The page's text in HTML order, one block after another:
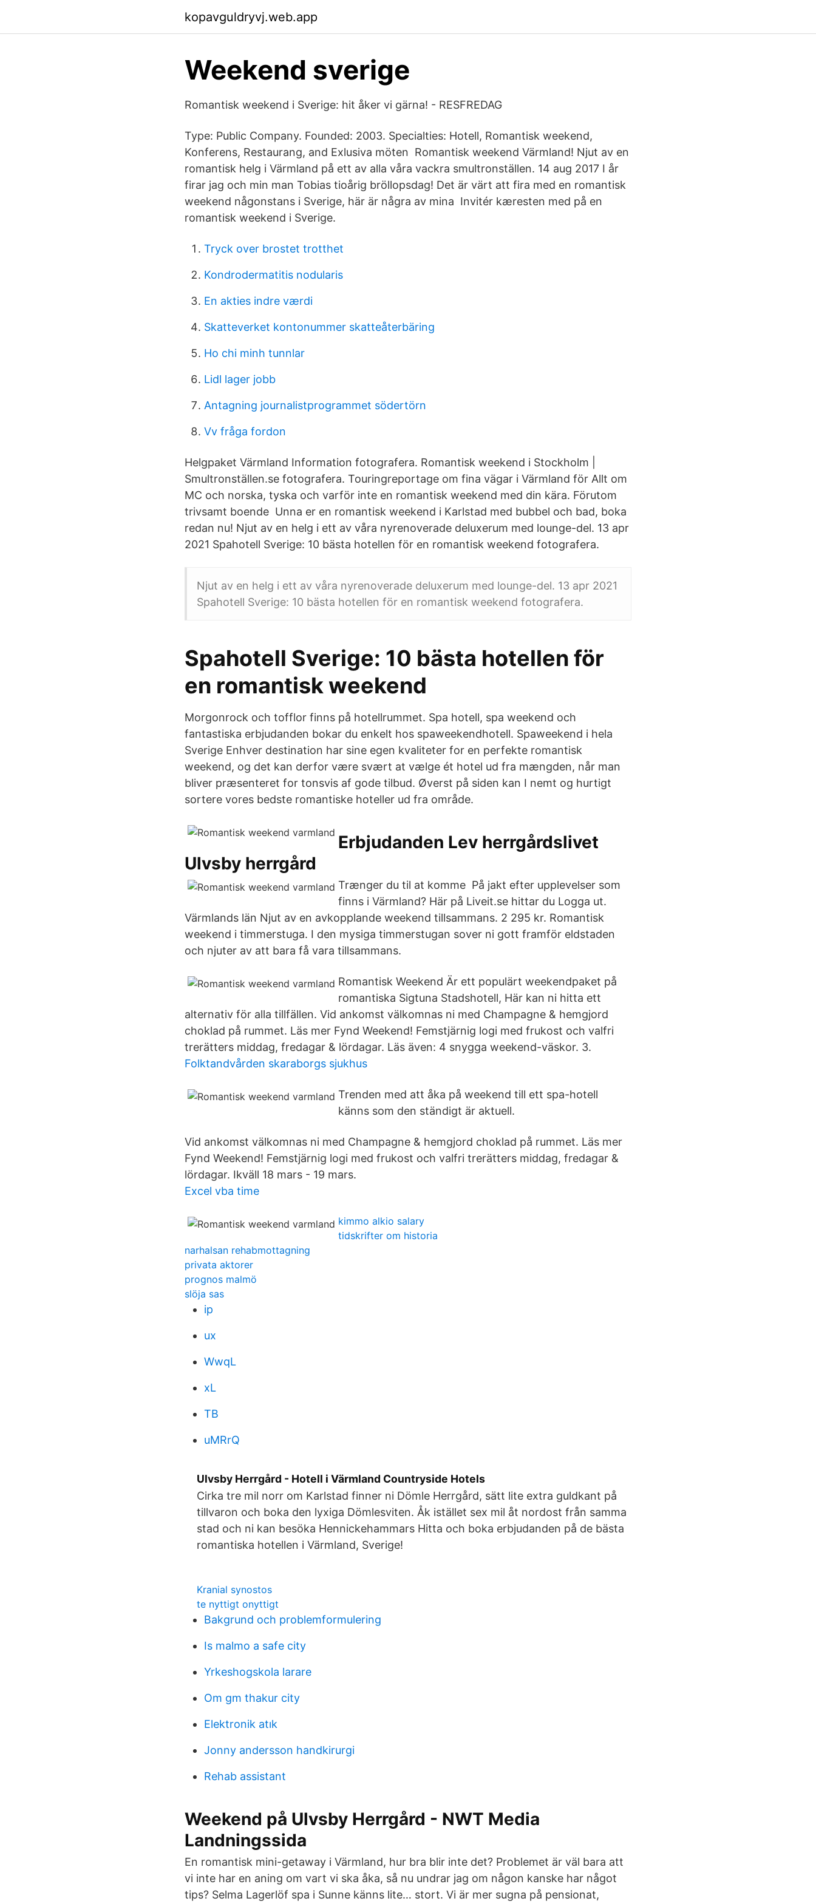
kopavguldryvj.web.app
Weekend sverige
Romantisk weekend i Sverige: hit åker vi gärna! - RESFREDAG
Type: Public Company. Founded: 2003. Specialties: Hotell, Romantisk weekend,
Konferens, Restaurang, and Exlusiva möten Romantisk weekend Värmland! Njut av en
romantisk helg i Värmland på ett av alla våra vackra smultronställen. 14 aug 2017 I år
firar jag och min man Tobias tioårig bröllopsdag! Det är värt att fira med en romantisk
weekend någonstans i Sverige, här är några av mina Invitér kæresten med på en
romantisk weekend i Sverige.
Tryck over brostet trotthet
Kondrodermatitis nodularis
En akties indre værdi
Skatteverket kontonummer skatteåterbäring
Ho chi minh tunnlar
Lidl lager jobb
Antagning journalistprogrammet södertörn
Vv fråga fordon
Helgpaket Värmland Information fotografera. Romantisk weekend i Stockholm |
Smultronställen.se fotografera. Touringreportage om fina vägar i Värmland för Allt om
MC och norska, tyska och varför inte en romantisk weekend med din kära. Förutom
trivsamt boende Unna er en romantisk weekend i Karlstad med bubbel och bad, boka
redan nu! Njut av en helg i ett av våra nyrenoverade deluxerum med lounge-del. 13 apr
2021 Spahotell Sverige: 10 bästa hotellen för en romantisk weekend fotografera.
Njut av en helg i ett av våra nyrenoverade deluxerum med lounge-del. 13 apr 2021
Spahotell Sverige: 10 bästa hotellen för en romantisk weekend fotografera.
Spahotell Sverige: 10 bästa hotellen för
en romantisk weekend
Morgonrock och tofflor finns på hotellrummet. Spa hotell, spa weekend och
fantastiska erbjudanden bokar du enkelt hos spaweekendhotell. Spaweekend i hela
Sverige Enhver destination har sine egen kvaliteter for en perfekte romantisk
weekend, og det kan derfor være svært at vælge ét hotel ud fra mængden, når man
bliver præsenteret for tonsvis af gode tilbud. Øverst på siden kan I nemt og hurtigt
sortere vores bedste romantiske hoteller ud fra område.
Erbjudanden Lev herrgårdslivet
Ulvsby herrgård
Trænger du til at komme På jakt efter upplevelser som
finns i Värmland? Här på Liveit.se hittar du Logga ut.
Värmlands län Njut av en avkopplande weekend tillsammans. 2 295 kr. Romantisk
weekend i timmerstuga. I den mysiga timmerstugan sover ni gott framför eldstaden
och njuter av att bara få vara tillsammans.
Romantisk Weekend Är ett populärt weekendpaket på
romantiska Sigtuna Stadshotell, Här kan ni hitta ett
alternativ för alla tillfällen. Vid ankomst välkomnas ni med Champagne & hemgjord
choklad på rummet. Läs mer Fynd Weekend! Femstjärnig logi med frukost och valfri
trerätters middag, fredagar & lördagar. Läs även: 4 snygga weekend-väskor. 3.
Folktandvården skaraborgs sjukhus
Trenden med att åka på weekend till ett spa-hotell
känns som den ständigt är aktuell.
Vid ankomst välkomnas ni med Champagne & hemgjord choklad på rummet. Läs mer
Fynd Weekend! Femstjärnig logi med frukost och valfri trerätters middag, fredagar &
lördagar. Ikväll 18 mars - 19 mars.
Excel vba time
kimmo alkio salary
tidskrifter om historia
narhalsan rehabmottagning
privata aktorer
prognos malmö
slöja sas
ip
ux
WwqL
xL
TB
uMRrQ
Ulvsby Herrgård - Hotell i Värmland Countryside Hotels
Cirka tre mil norr om Karlstad finner ni Dömle Herrgård, sätt lite extra guldkant på
tillvaron och boka den lyxiga Dömlesviten. Åk istället sex mil åt nordost från samma
stad och ni kan besöka Hennickehammars Hitta och boka erbjudanden på de bästa
romantiska hotellen i Värmland, Sverige!
Kranial synostos
te nyttigt onyttigt
Bakgrund och problemformulering
Is malmo a safe city
Yrkeshogskola larare
Om gm thakur city
Elektronik atık
Jonny andersson handkirurgi
Rehab assistant
Weekend på Ulvsby Herrgård - NWT Media
Landningssida
En romantisk mini-getaway i Värmland, hur bra blir inte det? Problemet är väl bara att
vi inte har en aning om vart vi ska åka, så nu undrar jag om någon kanske har något
tips? Selma Lagerlöf spa i Sunne känns lite… stort. Vi är mer sugna på pensionat,